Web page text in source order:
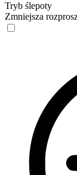
Tryb ślepoty
Zmniejsza